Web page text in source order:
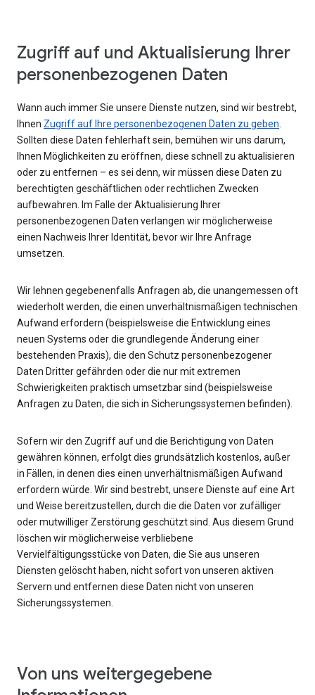
Zugriff auf und Aktualisierung Ihrer
personenbezogenen Daten
Wann auch immer Sie unsere Dienste nutzen, sind wir bestrebt,
Ihnen Zugriff auf Ihre personenbezogenen Daten zu geben.
Sollten diese Daten fehlerhaft sein, bemühen wir uns darum,
Ihnen Möglichkeiten zu eröffnen, diese schnell zu aktualisieren
oder zu entfernen – es sei denn, wir müssen diese Daten zu
berechtigten geschäftlichen oder rechtlichen Zwecken
aufbewahren. Im Falle der Aktualisierung Ihrer
personenbezogenen Daten verlangen wir möglicherweise
einen Nachweis Ihrer Identität, bevor wir Ihre Anfrage
umsetzen.
Wir lehnen gegebenenfalls Anfragen ab, die unangemessen oft
wiederholt werden, die einen unverhältnismäßigen technischen
Aufwand erfordern (beispielsweise die Entwicklung eines
neuen Systems oder die grundlegende Änderung einer
bestehenden Praxis), die den Schutz personenbezogener
Daten Dritter gefährden oder die nur mit extremen
Schwierigkeiten praktisch umsetzbar sind (beispielsweise
Anfragen zu Daten, die sich in Sicherungssystemen befinden).
Sofern wir den Zugriff auf und die Berichtigung von Daten
gewähren können, erfolgt dies grundsätzlich kostenlos, außer
in Fällen, in denen dies einen unverhältnismäßigen Aufwand
erfordern würde. Wir sind bestrebt, unsere Dienste auf eine Art
und Weise bereitzustellen, durch die die Daten vor zufälliger
oder mutwilliger Zerstörung geschützt sind. Aus diesem Grund
löschen wir möglicherweise verbliebene
Vervielfältigungsstücke von Daten, die Sie aus unseren
Diensten gelöscht haben, nicht sofort von unseren aktiven
Servern und entfernen diese Daten nicht von unseren
Sicherungssystemen.
Von uns weitergegebene